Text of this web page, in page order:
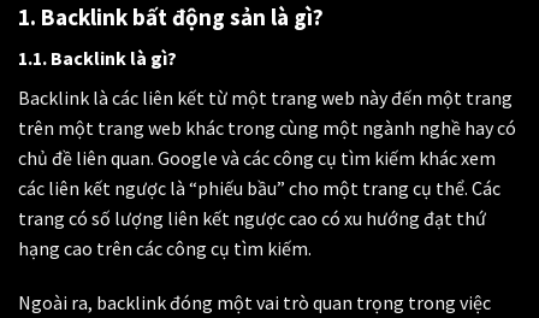
1. Backlink bất động sản là gì?
1.1. Backlink là gì?
Backlink là các liên kết từ một trang web này đến một trang
trên một trang web khác trong cùng một ngành nghề hay có
chủ đề liên quan. Google và các công cụ tìm kiếm khác xem
các liên kết ngược là “phiếu bầu” cho một trang cụ thể. Các
trang có số lượng liên kết ngược cao có xu hướng đạt thứ
hạng cao trên các công cụ tìm kiếm.
Ngoài ra, backlink đóng một vai trò quan trọng trong việc